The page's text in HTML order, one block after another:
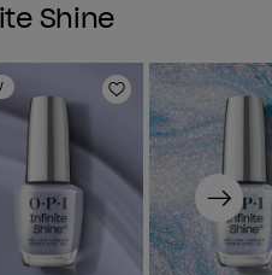
Shine
hinzufügen
Zur
Next